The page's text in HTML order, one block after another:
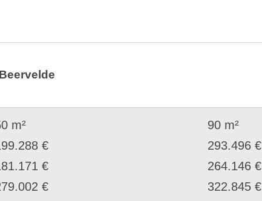
m²
90 m²
€
293.496 €
€
264.146 €
€ 322.845 €